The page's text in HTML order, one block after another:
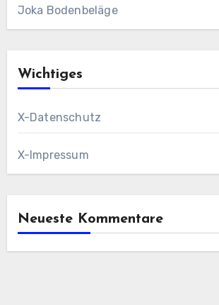
Joka Bodenbeläge
Wichtiges
X-Datenschutz
X-Impressum
Neueste Kommentare